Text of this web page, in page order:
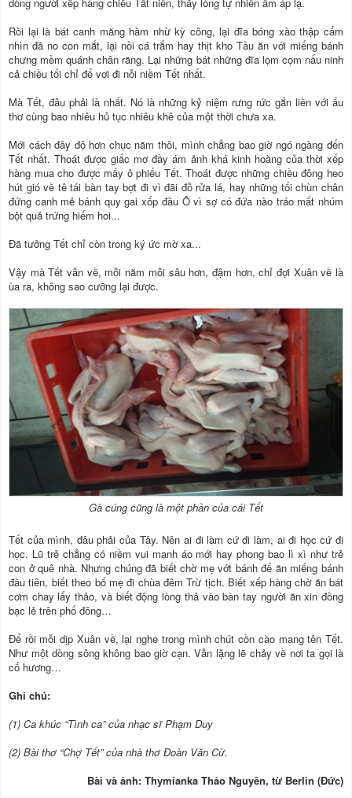
Rồi lại là bát canh măng hầm nhừ kỳ công, lại đĩa bóng xào thập cẩm
nhìn đã no con mắt, lại nồi cá trắm hay thịt kho Tầu ăn với miếng bánh
chưng mềm quánh chân răng. Lại những bát những đĩa lọm cọm nấu ninh
cả chiều tối chỉ để vơi đi nỗi niềm Tết nhất.
Mà Tết, đâu phải là nhất. Nó là những kỷ niệm rưng rức gắn liền với ấu
thơ cùng bao nhiêu hủ tục nhiêu khê của một thời chưa xa.
Mới cách đây độ hơn chục năm thôi, mình chẳng bao giờ ngó ngàng đến
Tết nhất. Thoát được giấc mơ đầy ám ảnh khá kinh hoàng của thời xếp
hàng mua cho được mấy ô phiếu Tết. Thoát được những chiều đông heo
hút gió về tê tái bàn tay bợt đi vì đãi đỗ rửa lá, hay những tối chùn chân
đứng canh mẻ bánh quy gai xốp đầu Ô vì sợ có đứa nào tráo mất nhúm
bột quả trứng hiếm hoi...
Đã tưởng Tết chỉ còn trong ký ức mờ xa...
Vậy mà Tết vẫn về, mỗi năm mỗi sâu hơn, đậm hơn, chỉ đợi Xuân về là
ùa ra, không sao cưỡng lại được.
Gà cúng cũng là một phần của cái Tết
Tết của mình, đâu phải của Tây. Nên ai đi làm cứ đi làm, ai đi học cứ đi
học. Lũ trẻ chẳng có niềm vui manh áo mới hay phong bao lì xì như trẻ
con ở quê nhà. Nhưng chúng đã biết chờ mẹ vớt bánh để ăn miếng bánh
đầu tiên, biết theo bố mẹ đi chùa đêm Trừ tịch. Biết xếp hàng chờ ăn bát
cơm chay lấy thảo, và biết động lòng thả vào bàn tay người ăn xin đồng
bạc lẻ trên phố đông…
Để rồi mỗi dịp Xuân về, lại nghe trong mình chút cồn cào mang tên Tết.
Như một dòng sông không bao giờ cạn. Vẫn lặng lẽ chảy về nơi ta gọi là
cố hương…
Ghi chú:
(1) Ca khúc “Tình ca” của nhạc sĩ Phạm Duy
(2) Bài thơ “Chợ Tết” của nhà thơ Đoàn Văn Cừ.
Bài và ảnh: Thymianka Thảo Nguyên, từ Berlin (Đức)